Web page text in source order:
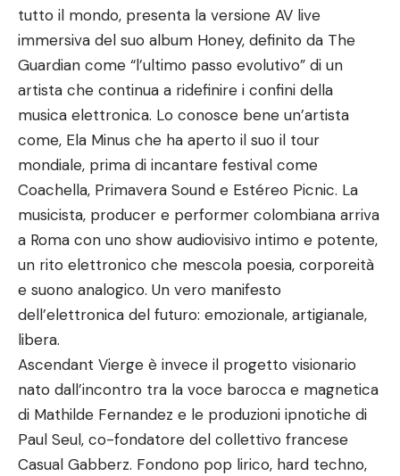
tutto il mondo, presenta la versione AV live
immersiva del suo album Honey, definito da The
Guardian come “l’ultimo passo evolutivo” di un
artista che continua a ridefinire i confini della
musica elettronica. Lo conosce bene un’artista
come, Ela Minus che ha aperto il suo il tour
mondiale, prima di incantare festival come
Coachella, Primavera Sound e Estéreo Picnic. La
musicista, producer e performer colombiana arriva
a Roma con uno show audiovisivo intimo e potente,
un rito elettronico che mescola poesia, corporeità
e suono analogico. Un vero manifesto
dell’elettronica del futuro: emozionale, artigianale,
libera.
Ascendant Vierge è invece il progetto visionario
nato dall’incontro tra la voce barocca e magnetica
di Mathilde Fernandez e le produzioni ipnotiche di
Paul Seul, co-fondatore del collettivo francese
Casual Gabberz. Fondono pop lirico, hard techno,